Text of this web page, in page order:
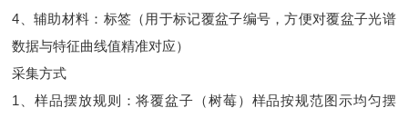
4、辅助材料：标签（用于标记覆盆子编号，方便对覆盆子光谱
数据与特征曲线值精准对应）
采集方式
1、样品摆放规则：将覆盆子（树莓）样品按规范图示均匀摆